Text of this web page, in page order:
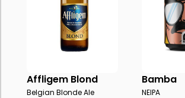
Affligem Blond
Belgian Blonde Ale
Bamba
NEIPA